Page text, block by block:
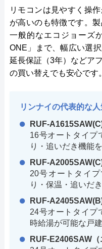
リモコンは見やすく操
が高いのも特徴です。
一般的なエコジョーズ
ONE」まで、幅広い選
延長保証（3年）などア
の買い替えでも安心です。
リンナイの代表的な
RUF-
16号オートタイプ
り・追いだき機能
RUF-
20号オートタイ
り・保温・追いだ
RUF-
24号オートタイプ
時給湯が可能な戸
RUF-E2406SAW（